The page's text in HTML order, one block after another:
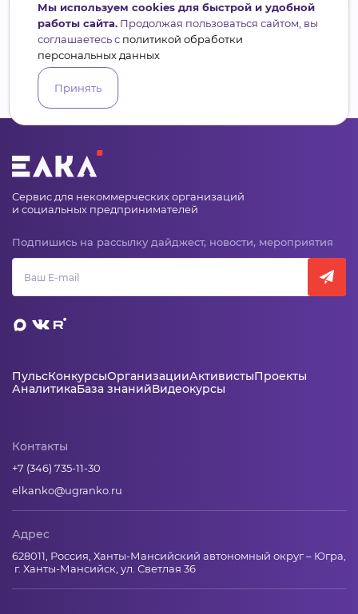
Сервис для некоммерческих организаций
и социальных предпринимателей
Подпишись на рассылку дайджест, новости, мероприятия
ПульсКонкурсыОрганизацииАктивистыПроекты
АналитикаБаза знанийВидеокурсы
Контакты
+7 (346) 735-11-30
elkanko@ugranko.ru
Адрес
628011, Россия, Ханты-Мансийский автономный округ – Югра,
г. Ханты-Мансийск, ул. Светлая 36
Мы используем cookies для быстрой и удобной
работы сайта. Продолжая пользоваться сайтом, вы
соглашаетесь с политикой обработки
персональных данных
Принять